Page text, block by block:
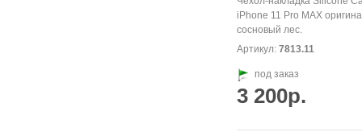
iPhone 11 Pro MAX
сосновый лес.
Артикул: 7813.11
под заказ
3 200р.